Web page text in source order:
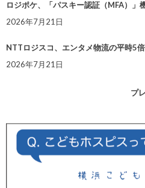
ロジポケ、「パスキー認証（MFA）」
2026年7月21日
NTTロジスコ、エンタメ物流の平時5
2026年7月21日
プ